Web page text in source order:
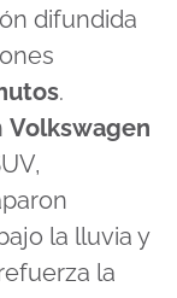
difundida
.
Volkswagen
la lluvia y
la